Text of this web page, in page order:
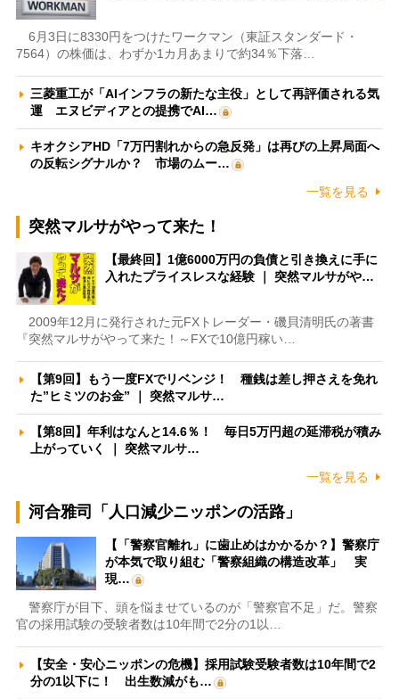
6月3日に8330円をつけたワークマン（東証スタンダード・
7564）の株価は、わずか1カ月あまりで約34％下落…
三菱重工が「AIインフラの新たな主役」として再評価される気
運 エヌビディアとの提携でAI…
キオクシアHD「7万円割れからの急反発」は再びの上昇局面へ
の反転シグナルか？ 市場のムー…
一覧を見る
突然マルサがやって来た！
【最終回】1億6000万円の負債と引き換えに手に
入れたプライスレスな経験 ｜ 突然マルサがや…
2009年12月に発行された元FXトレーダー・磯貝清明氏の著書
『突然マルサがやって来た！～FXで10億円稼い…
【第9回】もう一度FXでリベンジ！ 種銭は差し押さえを免れ
た”ヒミツのお金” ｜ 突然マルサ…
【第8回】年利はなんと14.6％！ 毎日5万円超の延滞税が積み
上がっていく ｜ 突然マルサ…
一覧を見る
河合雅司「人口減少ニッポンの活路」
【「警察官離れ」に歯止めはかかるか？】警察庁
が本気で取り組む「警察組織の構造改革」 実
現…
警察庁が目下、頭を悩ませているのが「警察官不足」だ。警察
官の採用試験の受験者数は10年間で2分の1以…
【安全・安心ニッポンの危機】採用試験受験者数は10年間で2
分の1以下に！ 出生数減がも…